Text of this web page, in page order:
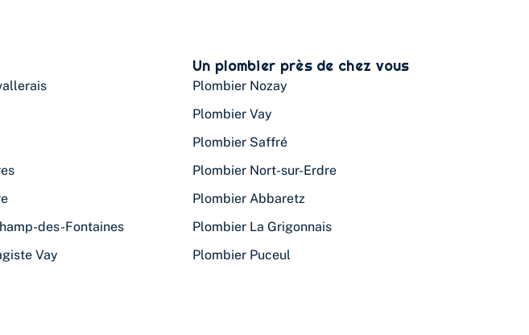
des-Fontaines
Vay
Un plombier près de chez vous
Plombier Nozay
Plombier Vay
Plombier Saffré
Plombier Nort-sur-Erdre
Plombier Abbaretz
Plombier La Grigonnais
Plombier Puceul